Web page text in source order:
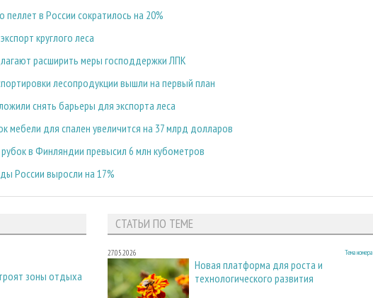
в России сократилось на 20%
круглого леса
расширить меры господдержки ЛПК
лесопродукции вышли на первый план
снять барьеры для экспорта леса
мебели для спален увеличится на 37 млрд долларов
в Финляндии превысил 6 млн кубометров
России выросли на 17%
зоны отдыха
СТАТЬИ ПО ТЕМЕ
27.05.2026 Тема номера
Новая платформа для роста и
технологического развития